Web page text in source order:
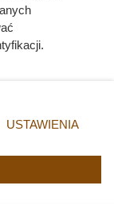
prywatności
Niektóre
takiemu
tylko
USTAWIENIA